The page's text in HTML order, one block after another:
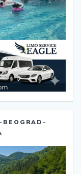
BEOGRAD-